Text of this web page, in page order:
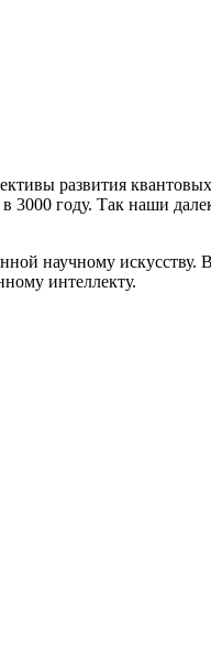
развития
3000 году. Так наши
научному искусству.
интеллекту.